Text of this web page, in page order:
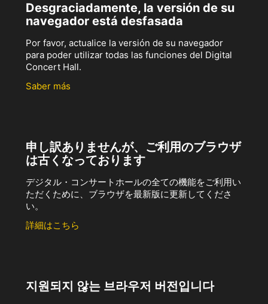
Desgraciadamente, la versión de su
navegador está desfasada
Por favor, actualice la versión de su navegador
para poder utilizar todas las funciones del Digital
Concert Hall.
Saber más
申し訳ありませんが、ご利用のブラウザ
は古くなっております
デジタル・コンサートホールの全ての機能をご利用い
ただくために、ブラウザを最新版に更新してくださ
い。
詳細はこちら
지원되지 않는 브라우저 버전입니다